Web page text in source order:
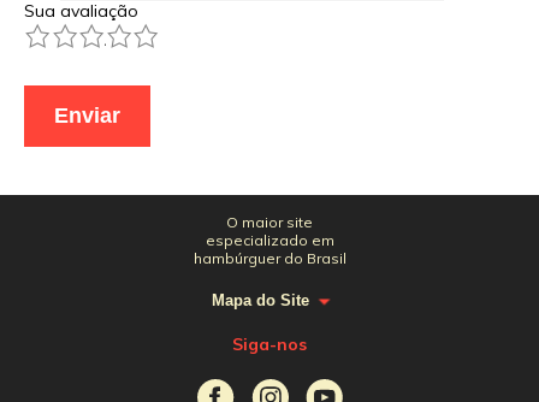
Sua avaliação
5
4
3
2
O maior site
especializado em
hambúrguer do Brasil
Mapa do Site
Siga-nos